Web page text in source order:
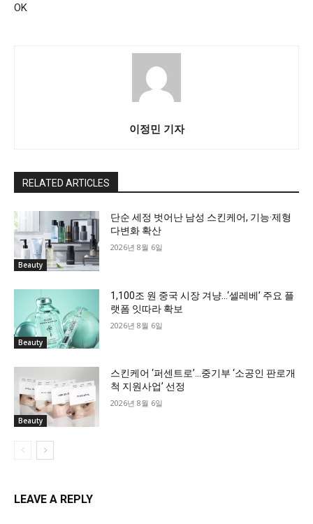
OK
이정민 기자
RELATED ARTICLES
Beauty
단순 세정 벗어난 남성 스킨케어, 기능·제형
다변화 확산
2026년 8월 6일
Beauty
1,100조 원 중국 시장 겨냥…‘셀레베’ 주요 플
랫폼 잇따라 확보
2026년 8월 6일
Beauty
스킨케어 ‘퍼센트로’…중기부 ‘소공인 판로개
척 지원사업’ 선정
2026년 8월 6일
LEAVE A REPLY